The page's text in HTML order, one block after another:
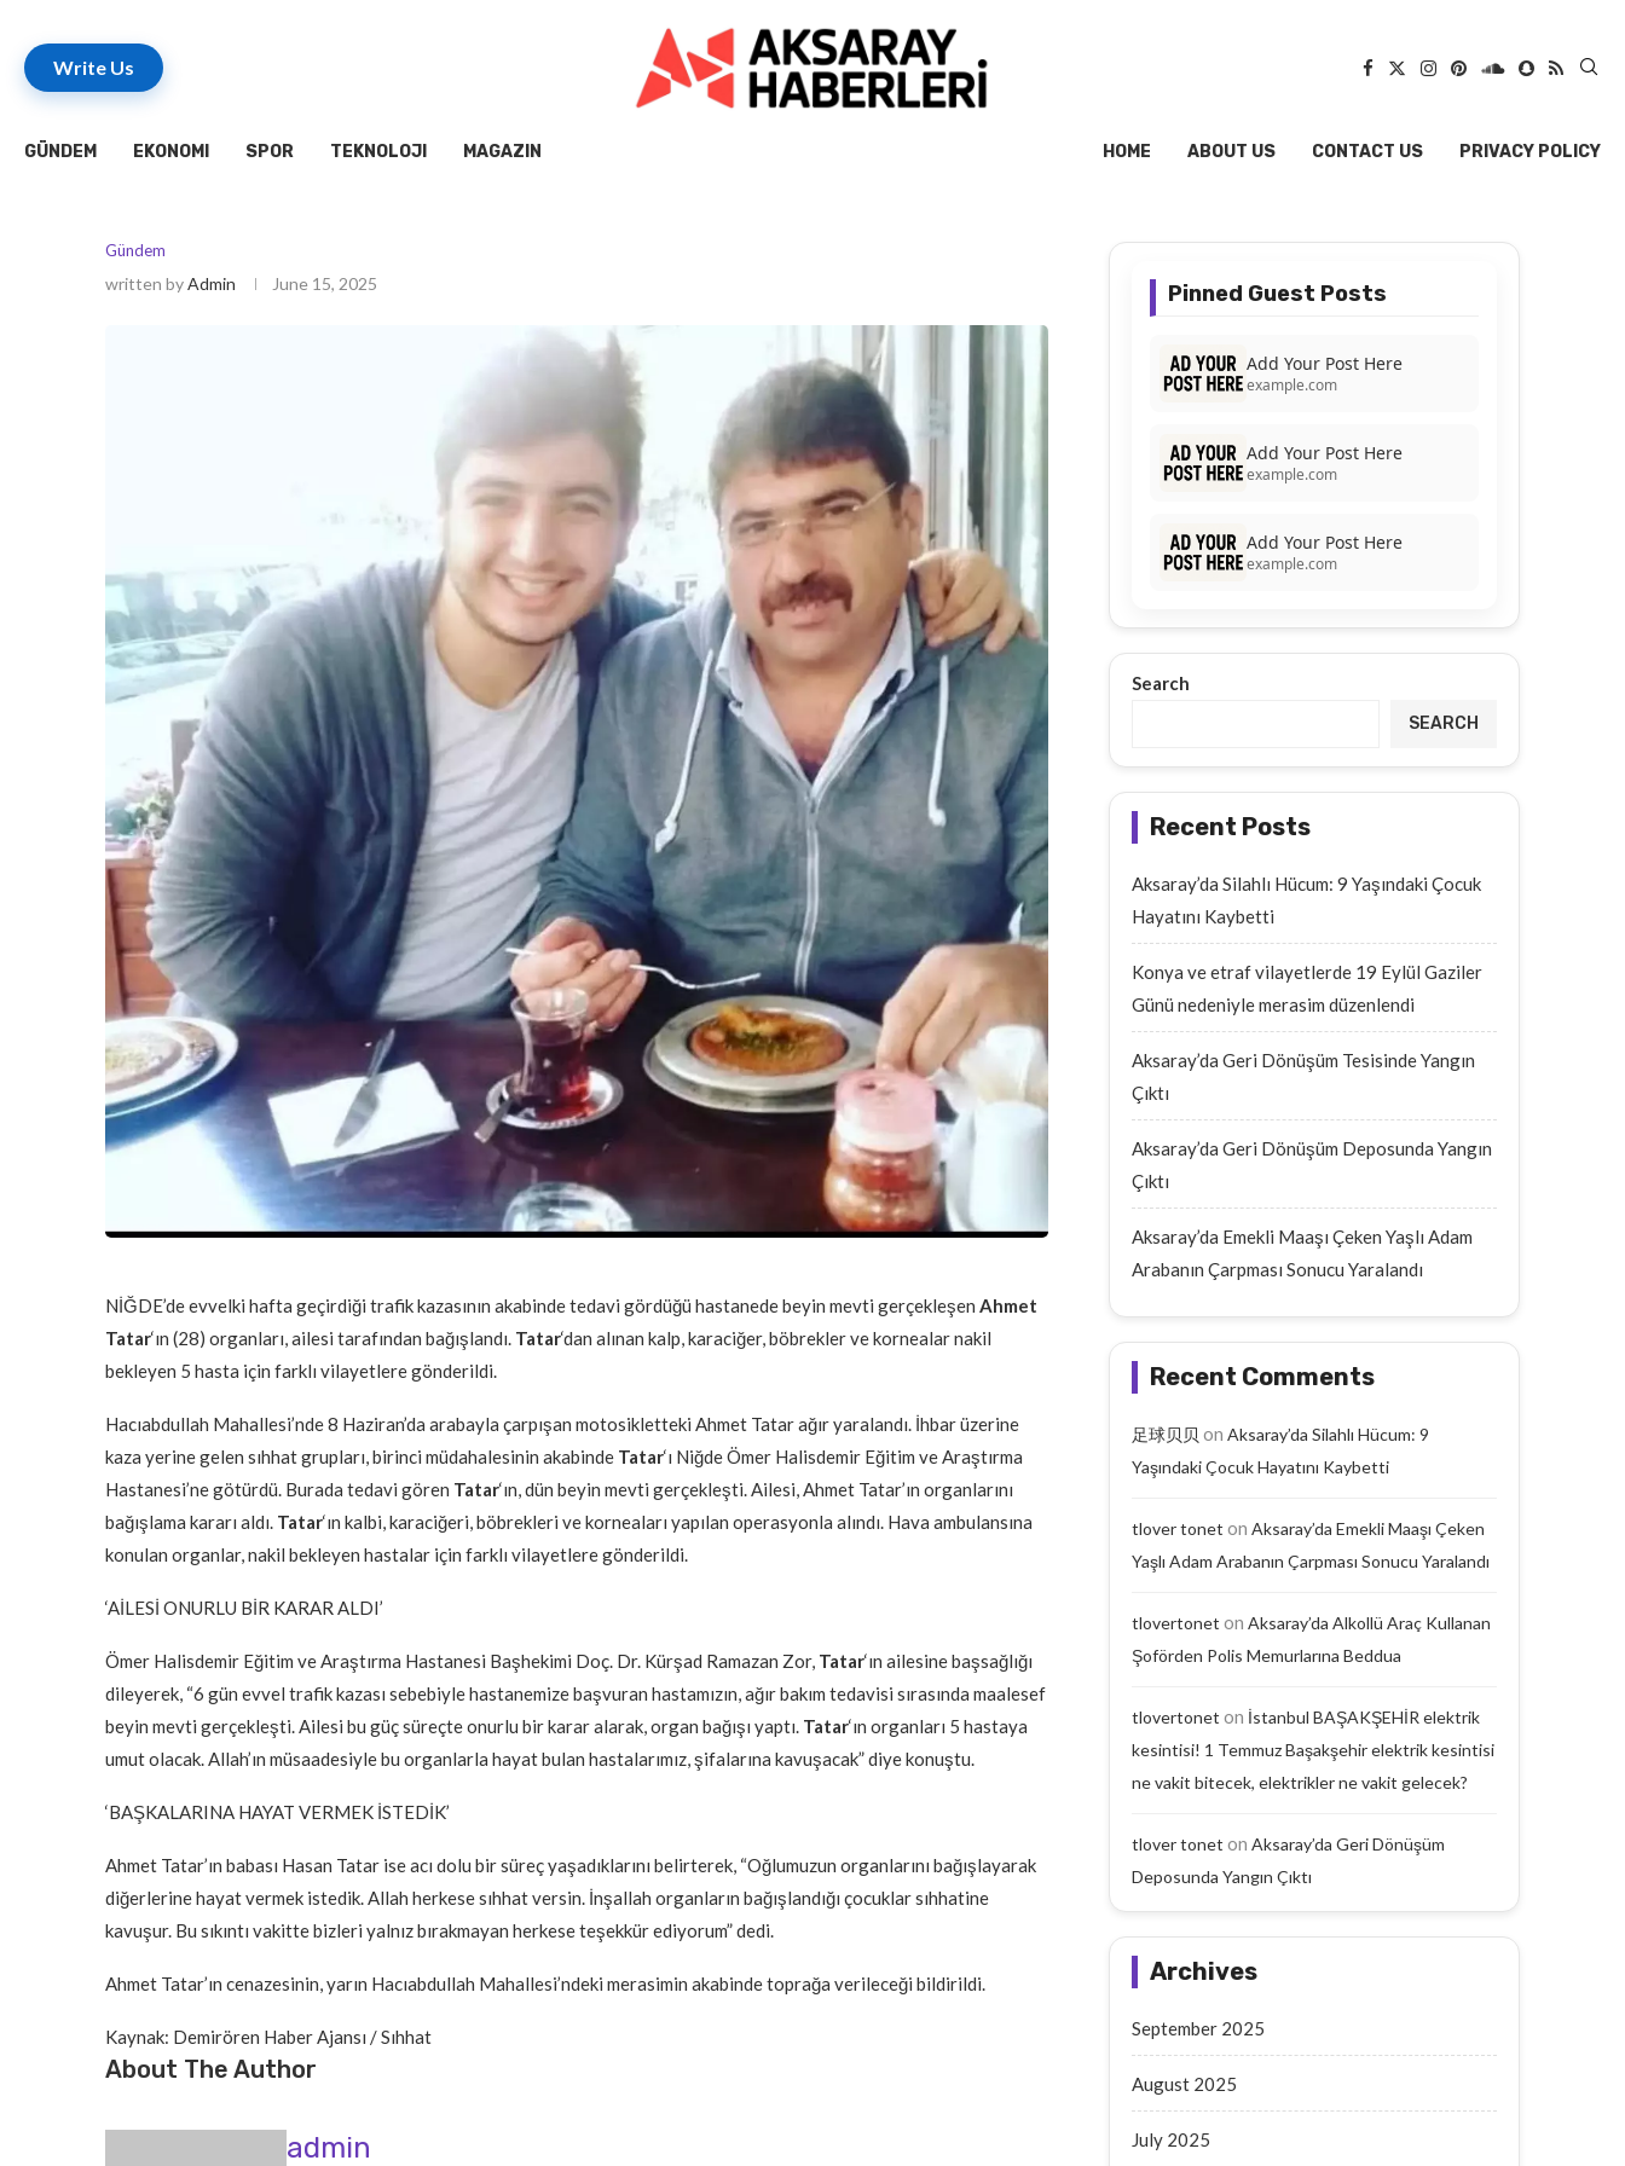
Write Us
GÜNDEM EKONOMI SPOR TEKNOLOJI MAGAZIN HOME ABOUT US CONTACT US PRIVACY POLICY
Gündem
written byAdmin June 15, 2025
NİĞDE’de evvelki hafta geçirdiği trafik kazasının akabinde tedavi gördüğü hastanede beyin mevti gerçekleşen Ahmet
Tatar‘ın (28) organları, ailesi tarafından bağışlandı. Tatar‘dan alınan kalp, karaciğer, böbrekler ve kornealar nakil
bekleyen 5 hasta için farklı vilayetlere gönderildi.
Hacıabdullah Mahallesi’nde 8 Haziran’da arabayla çarpışan motosikletteki Ahmet Tatar ağır yaralandı. İhbar üzerine
kaza yerine gelen sıhhat grupları, birinci müdahalesinin akabinde Tatar‘ı Niğde Ömer Halisdemir Eğitim ve Araştırma
Hastanesi’ne götürdü. Burada tedavi gören Tatar‘ın, dün beyin mevti gerçekleşti. Ailesi, Ahmet Tatar’ın organlarını
bağışlama kararı aldı. Tatar‘ın kalbi, karaciğeri, böbrekleri ve korneaları yapılan operasyonla alındı. Hava ambulansına
konulan organlar, nakil bekleyen hastalar için farklı vilayetlere gönderildi.
‘AİLESİ ONURLU BİR KARAR ALDI’
Ömer Halisdemir Eğitim ve Araştırma Hastanesi Başhekimi Doç. Dr. Kürşad Ramazan Zor, Tatar‘ın ailesine başsağlığı
dileyerek, “6 gün evvel trafik kazası sebebiyle hastanemize başvuran hastamızın, ağır bakım tedavisi sırasında maalesef
beyin mevti gerçekleşti. Ailesi bu güç süreçte onurlu bir karar alarak, organ bağışı yaptı. Tatar‘ın organları 5 hastaya
umut olacak. Allah’ın müsaadesiyle bu organlarla hayat bulan hastalarımız, şifalarına kavuşacak” diye konuştu.
‘BAŞKALARINA HAYAT VERMEK İSTEDİK’
Ahmet Tatar’ın babası Hasan Tatar ise acı dolu bir süreç yaşadıklarını belirterek, “Oğlumuzun organlarını bağışlayarak
diğerlerine hayat vermek istedik. Allah herkese sıhhat versin. İnşallah organların bağışlandığı çocuklar sıhhatine
kavuşur. Bu sıkıntı vakitte bizleri yalnız bırakmayan herkese teşekkür ediyorum” dedi.
Ahmet Tatar’ın cenazesinin, yarın Hacıabdullah Mahallesi’ndeki merasimin akabinde toprağa verileceği bildirildi.
Kaynak: Demirören Haber Ajansı / Sıhhat
About The Author
admin
Pinned Guest Posts
Add Your Post Here
example.com
Add Your Post Here
example.com
Add Your Post Here
example.com
Search
SEARCH
Recent Posts
Aksaray’da Silahlı Hücum: 9 Yaşındaki Çocuk
Hayatını Kaybetti
Konya ve etraf vilayetlerde 19 Eylül Gaziler
Günü nedeniyle merasim düzenlendi
Aksaray’da Geri Dönüşüm Tesisinde Yangın
Çıktı
Aksaray’da Geri Dönüşüm Deposunda Yangın
Çıktı
Aksaray’da Emekli Maaşı Çeken Yaşlı Adam
Arabanın Çarpması Sonucu Yaralandı
Recent Comments
足球贝贝 on Aksaray’da Silahlı Hücum: 9
Yaşındaki Çocuk Hayatını Kaybetti
tlover tonet on Aksaray’da Emekli Maaşı Çeken
Yaşlı Adam Arabanın Çarpması Sonucu Yaralandı
tlovertonet on Aksaray’da Alkollü Araç Kullanan
Şoförden Polis Memurlarına Beddua
tlovertonet on İstanbul BAŞAKŞEHİR elektrik
kesintisi! 1 Temmuz Başakşehir elektrik kesintisi
ne vakit bitecek, elektrikler ne vakit gelecek?
tlover tonet on Aksaray’da Geri Dönüşüm
Deposunda Yangın Çıktı
Archives
September 2025
August 2025
July 2025